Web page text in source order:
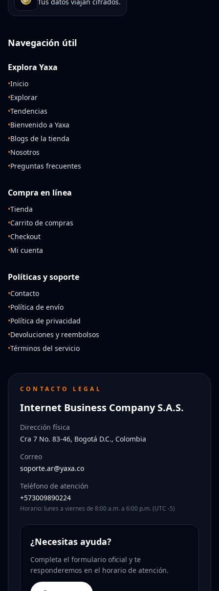
Tus datos viajan cifrados.
Navegación útil
Explora Yaxa
•Inicio
•Explorar
•Tendencias
•Bienvenido a Yaxa
•Blogs de la tienda
•Nosotros
•Preguntas frecuentes
Compra en línea
•Tienda
•Carrito de compras
•Checkout
•Mi cuenta
Políticas y soporte
•Contacto
•Política de envío
•Política de privacidad
•Devoluciones y reembolsos
•Términos del servicio
CONTACTO LEGAL
Internet Business Company S.A.S.
Dirección física
Cra 7 No. 83-46, Bogotá D.C., Colombia
Correo
soporte.ar@yaxa.co
Teléfono de atención
+573009890224
Horario: lunes a viernes de 8:00 a.m. a 6:00 p.m. (UTC -5)
¿Necesitas ayuda?
Completa el formulario oficial y te
responderemos en el horario de atención.